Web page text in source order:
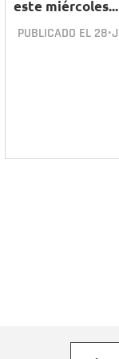
este miércoles...
PUBLICADO EL